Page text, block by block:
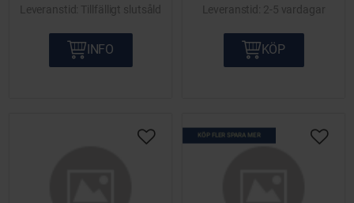
Tillfälligt slutsåld
INFO
2-5 vardagar
KÖP
Lägg till i önskelista
KÖP FLER SPARA MER
Lägg